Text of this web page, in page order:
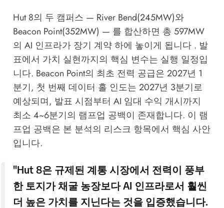
Hut 8의 두 캠퍼스 — River Bend(245MW)와
Beacon Point(352MW) — 를 합산하면 총 597MW
의 AI 인프라가 장기 계약 하에 놓이게 됩니다 . 발
표에서 가치 실현까지의 핵심 변수는 실행 일정입
니다. Beacon Point의 최초 전력 공급은 2027년 1
분기, 첫 번째 데이터 홀 인도는 2027년 3분기로
예상되며, 발표 시점부터 AI 임대 수익 개시까지
최소 4~6분기의 램프업 공백이 존재합니다. 이 램
프업 공백은 본 분석의 리스크 항목에서 핵심 사안
입니다.
"Hut 8은 규제된 계통 시장에서 전력이 풍부
한 토지가 채굴 농장보다 AI 인프라로서 훨씬
더 높은 가치를 지닌다는 것을 입증했습니다.